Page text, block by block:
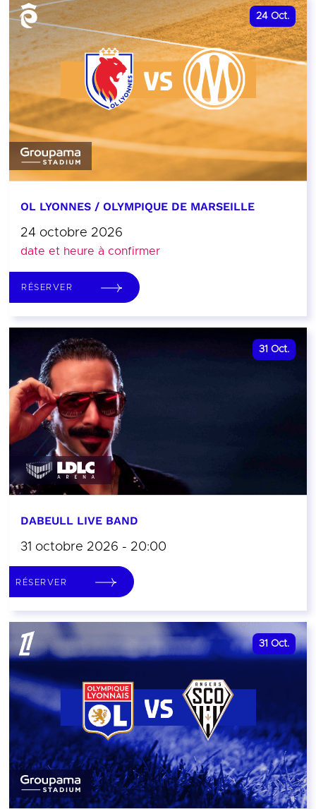
24 Oct.
OL LYONNES / OLYMPIQUE DE MARSEILLE
24 octobre 2026
date et heure à confirmer
RÉSERVER
31 Oct.
DABEULL LIVE BAND
31 octobre 2026 - 20:00
RÉSERVER
31 Oct.